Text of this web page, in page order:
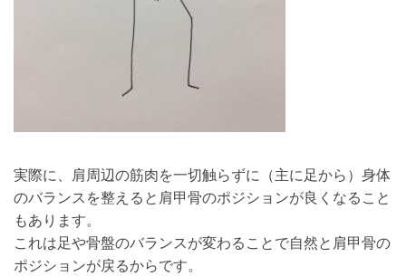
実際に、肩周辺の筋肉を一切触らずに（主に足から）身体
のバランスを整えると肩甲骨のポジションが良くなること
もあります。
これは足や骨盤のバランスが変わることで自然と肩甲骨の
ポジションが戻るからです。